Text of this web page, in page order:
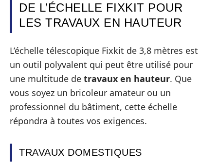
DE L’ÉCHELLE FIXKIT POUR
LES TRAVAUX EN HAUTEUR
L’échelle télescopique Fixkit de 3,8 mètres est
un outil polyvalent qui peut être utilisé pour
une multitude de travaux en hauteur. Que
vous soyez un bricoleur amateur ou un
professionnel du bâtiment, cette échelle
répondra à toutes vos exigences.
TRAVAUX DOMESTIQUES